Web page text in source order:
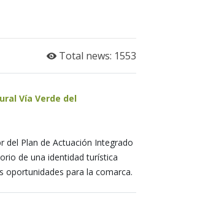
Total news: 1553
Vía Verde del
del Plan de Actuación Integrado
de una identidad turística
oportunidades para la comarca.